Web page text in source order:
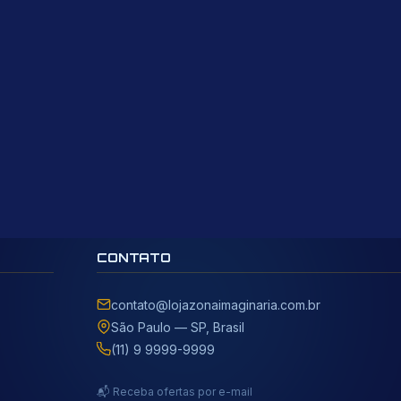
CONTATO
contato@lojazonaimaginaria.com.br
São Paulo — SP, Brasil
(11) 9 9999-9999
📬 Receba ofertas por e-mail